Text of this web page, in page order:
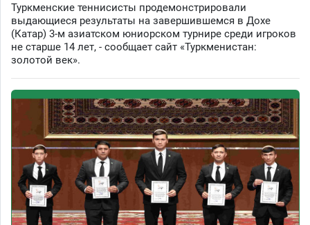
Туркменские теннисисты продемонстрировали
выдающиеся результаты на завершившемся в Дохе
(Катар) 3-м азиатском юниорском турнире среди игроков
не старше 14 лет, - сообщает сайт «Туркменистан:
золотой век».